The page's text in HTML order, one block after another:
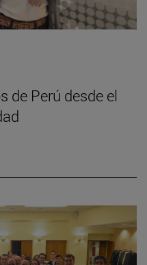
de Perú desde el